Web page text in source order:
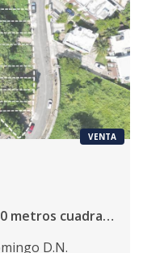
VENTA
Solar En cuesta hermosa II 3,180 metros cuadrados
D.N.